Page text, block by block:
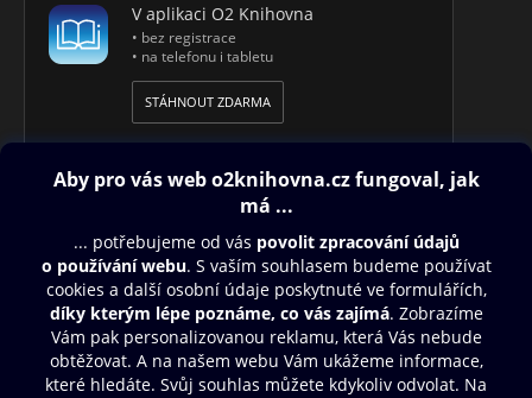
V aplikaci O2 Knihovna
• bez registrace
• na telefonu i tabletu
STÁHNOUT ZDARMA
Obsah ke stažení
Moje O2 Knihovna
Další zábava